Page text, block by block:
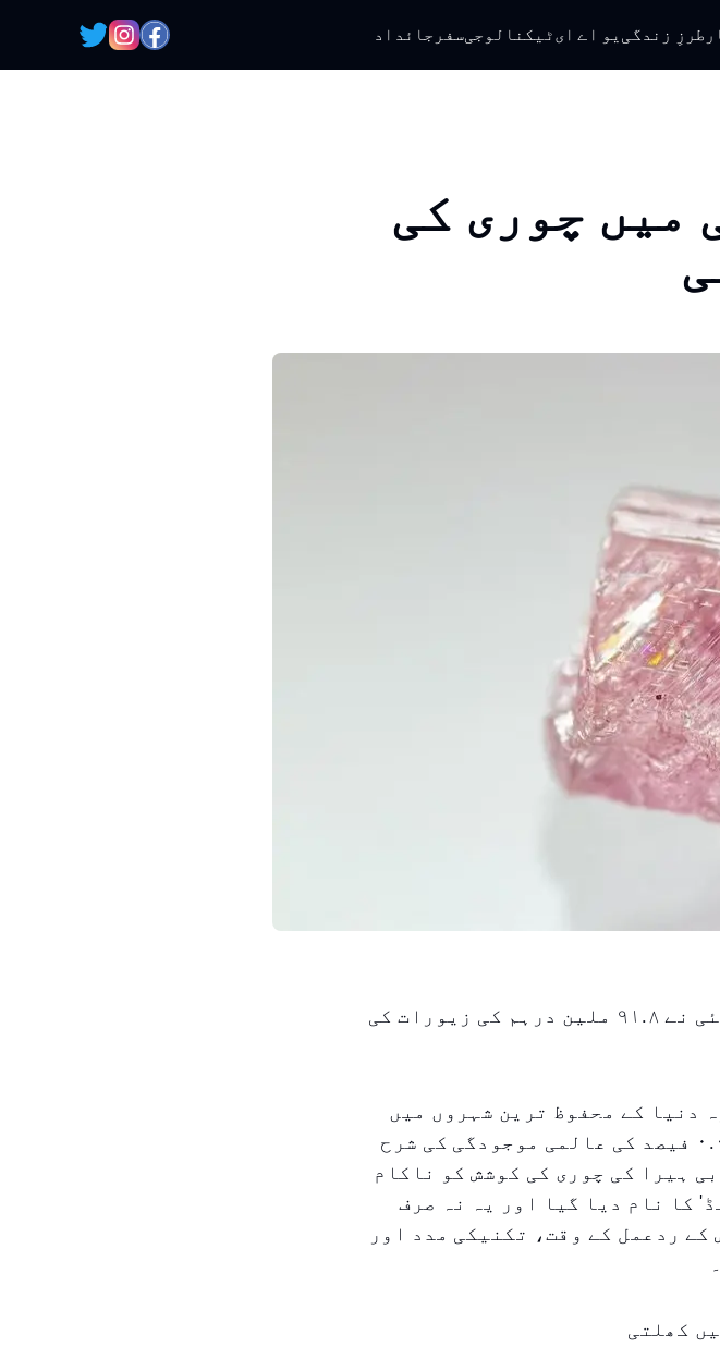
طرزِ زندگی یو اے ایٹیکنالوجیسفر جائداد
میں چوری کی
پنک ڈائمنڈ، تیز رفتار کارروائی: دبئی نے ۹۱.۸ ملین درہم کی زیورات کی
دنیا کے محفوظ ترین شہروں میں
کیوں شمار ہوتا ہے۔ دبئی پولیس نے ۰.۰۱ فیصد کی عالمی موجودگی کی شرح
گلابی ہیرا کی چوری کی کوشش کو ناکام
کا نام دیا گیا اور یہ نہ صرف
ردعمل کے وقت، تکنیکی مدد اور
کھلتی